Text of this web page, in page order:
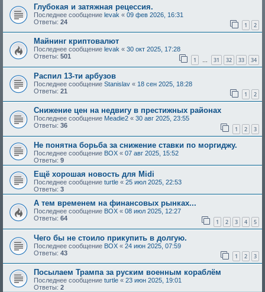
Глубокая и затяжная рецессия.
Последнее сообщение levak « 09 фев 2026, 16:31
Ответы: 24 1 2
Майнинг криптовалют
Последнее сообщение levak « 30 окт 2025, 17:28
Ответы: 501 1 … 31 32 33 34
Распил 13-ти арбузов
Последнее сообщение Stanislav « 18 сен 2025, 18:28
Ответы: 21 1 2
Снижение цен на недвигу в престижных районах
Последнее сообщение Meadie2 « 30 авг 2025, 23:55
Ответы: 36 1 2 3
Не понятна борьба за снижение ставки по моргиджу.
Последнее сообщение BOX « 07 авг 2025, 15:52
Ответы: 9
Ещё хорошая новость для Midi
Последнее сообщение turtle « 25 июл 2025, 22:53
Ответы: 3
А тем временем на финансовых рынках...
Последнее сообщение BOX « 08 июл 2025, 12:27
Ответы: 64 1 2 3 4 5
Чего бы не стоило прикупить в долгую.
Последнее сообщение BOX « 24 июн 2025, 07:59
Ответы: 43 1 2 3
Посылаем Трампа за руским военным кораблём
Последнее сообщение turtle « 23 июн 2025, 19:01
Ответы: 2